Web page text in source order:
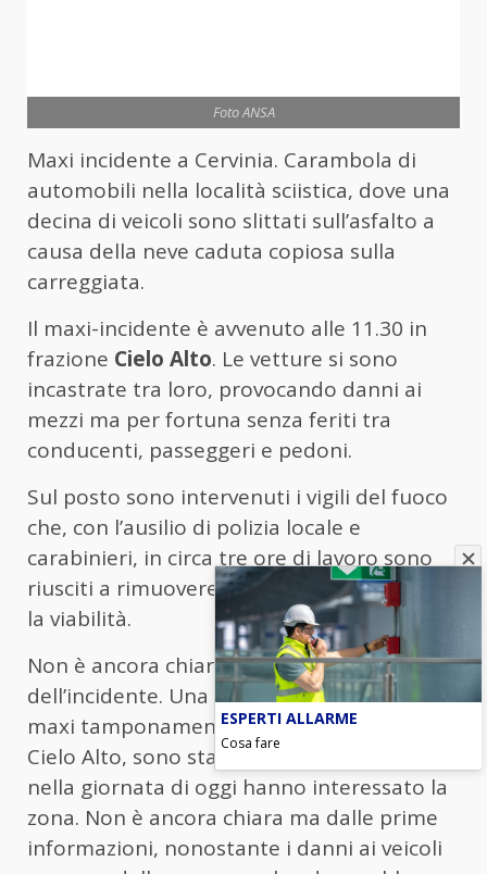
Foto ANSA
Maxi incidente a Cervinia. Carambola di
automobili nella località sciistica, dove una
decina di veicoli sono slittati sull’asfalto a
causa della neve caduta copiosa sulla
carreggiata.
Il maxi-incidente è avvenuto alle 11.30 in
frazione Cielo Alto. Le vetture si sono
incastrate tra loro, provocando danni ai
mezzi ma per fortuna senza feriti tra
conducenti, passeggeri e pedoni.
Sul posto sono intervenuti i vigili del fuoco
che, con l’ausilio di polizia locale e
carabinieri, in circa tre ore di lavoro sono
riusciti a rimuovere le auto e a ripristinare
la viabilità.
Non è ancora chiara l’0esatta dinamica
dell’incidente. Una delle probabili cause del
maxi tamponamento, avvenuto in località
Cielo Alto, sono state intense nevicate che
nella giornata di oggi hanno interessato la
zona. Non è ancora chiara ma dalle prime
informazioni, nonostante i danni ai veicoli
ESPERTI ALLARME
Cosa fare